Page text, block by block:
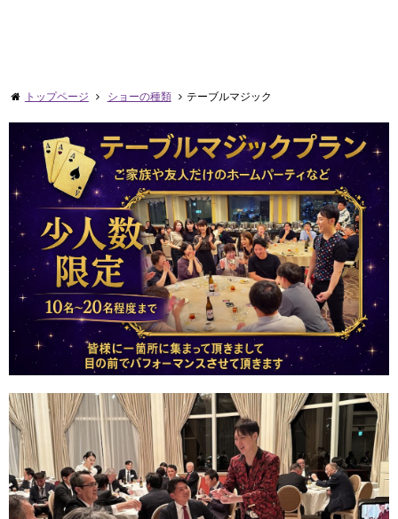
トップページ ショーの種類 テーブルマジック